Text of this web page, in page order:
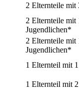
2 Elternteile
2 Elternteile mit
Jugendlichen*
2 Elternteile mit
Jugendlichen*
1 Elternteil mit
1 Elternteil mit